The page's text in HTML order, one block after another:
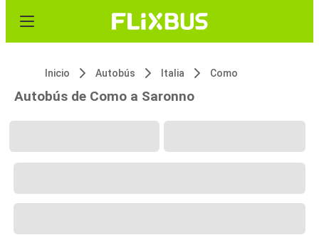
Inicio Autobús Italia Como
Autobús de Como a Saronno